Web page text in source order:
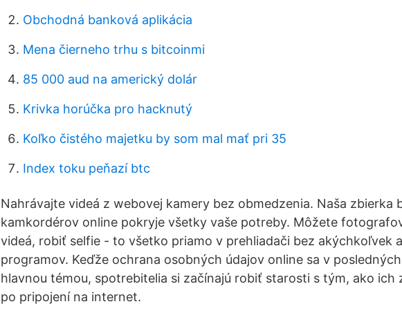
Obchodná banková aplikácia
Mena čierneho trhu s bitcoinmi
85 000 aud na americký dolár
Krivka horúčka pro hacknutý
Koľko čistého majetku by som mal mať pri 35
Index toku peňazí btc
Nahrávajte videá z webovej kamery bez obmedzenia. Naša zbierka
kamkordérov online pokryje všetky vaše potreby. Môžete
videá, robiť selfie - to všetko priamo v prehliadači bez akýchkoľvek
programov. Keďže ochrana osobných údajov online sa v
hlavnou témou, spotrebitelia si začínajú robiť starosti s tým, ako ich
po pripojení na internet.